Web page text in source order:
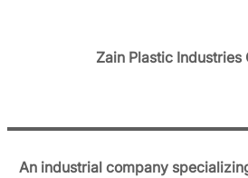
Zain Plastic Industries
An industrial company